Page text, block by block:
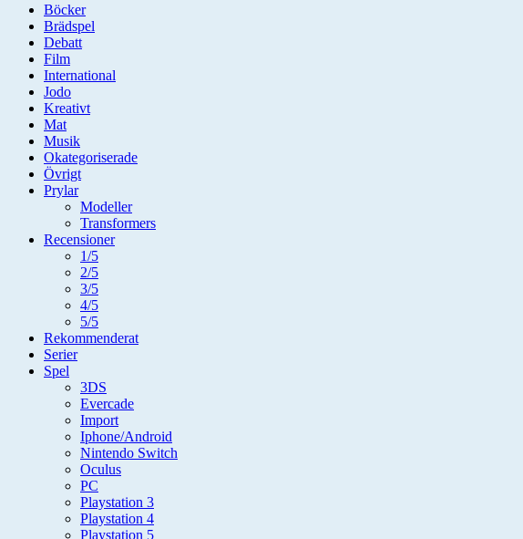
Böcker
Brädspel
Debatt
Film
International
Jodo
Kreativt
Mat
Musik
Okategoriserade
Övrigt
Prylar
Modeller
Transformers
Recensioner
1/5
2/5
3/5
4/5
5/5
Rekommenderat
Serier
Spel
3DS
Evercade
Import
Iphone/Android
Nintendo Switch
Oculus
PC
Playstation 3
Playstation 4
Playstation 5